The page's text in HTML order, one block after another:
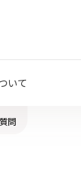
いて
問